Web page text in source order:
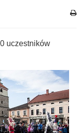
uczestników